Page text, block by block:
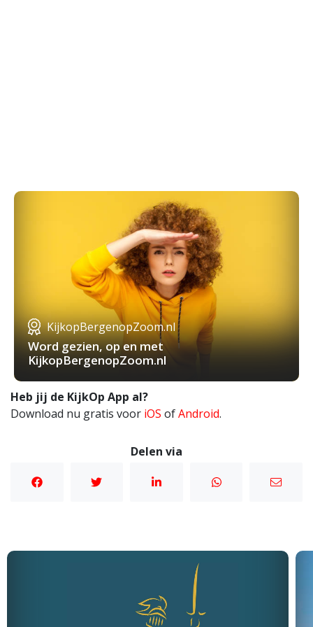
KijkopBergenopZoom.nl
Word gezien, op en met
KijkopBergenopZoom.nl
Heb jij de KijkOp App al?
Download nu gratis voor iOS ofAndroid.
Delen via